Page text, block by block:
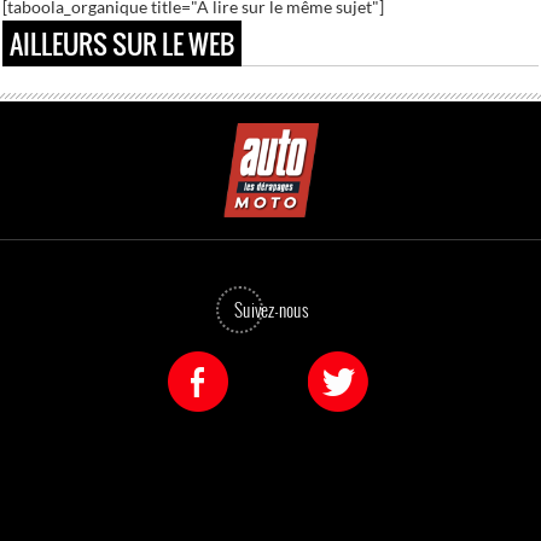
Les plus gros caprices de footballeurs
[taboola_organique title="A lire sur le même sujet"]
AILLEURS SUR LE WEB
Suivez-nous